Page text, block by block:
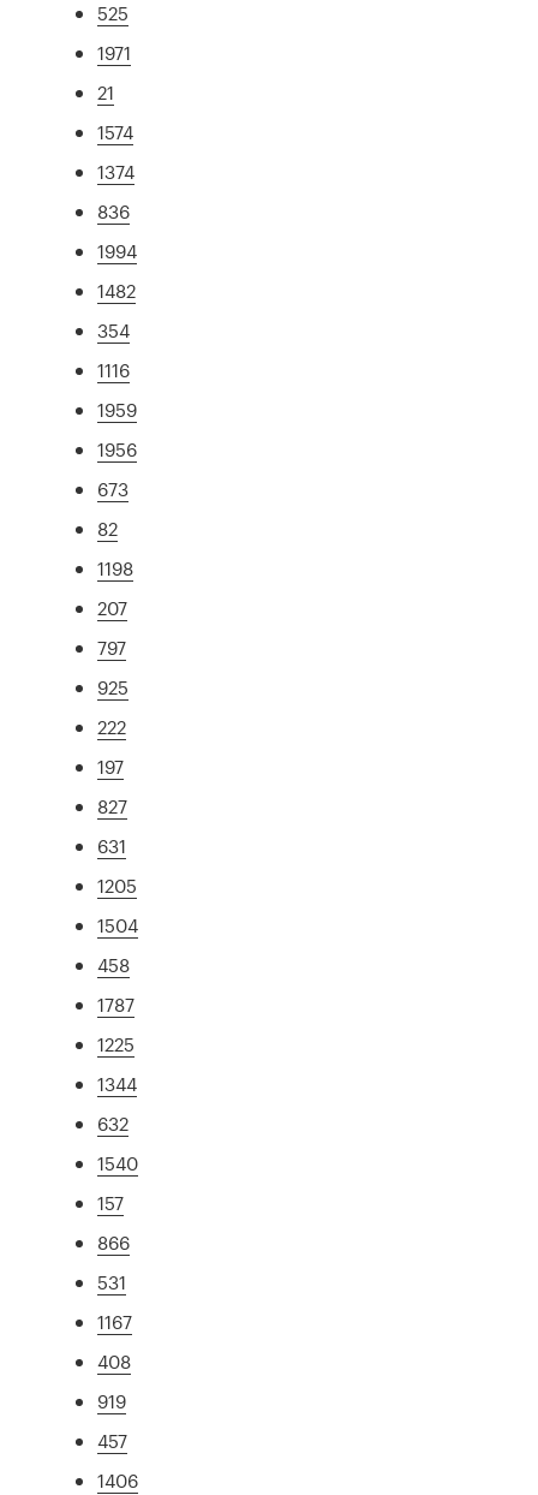
525
1971
21
1574
1374
836
1994
1482
354
1116
1959
1956
673
82
1198
207
797
925
222
197
827
631
1205
1504
458
1787
1225
1344
632
1540
157
866
531
1167
408
919
457
1406